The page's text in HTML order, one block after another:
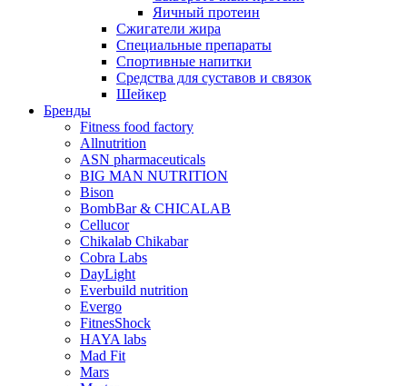
Яичный протеин
Сжигатели жира
Специальные препараты
Спортивные напитки
Средства для суставов и связок
Шейкер
Бренды
Fitness food factory
Allnutrition
ASN pharmaceuticals
BIG MAN NUTRITION
Bison
BombBar & CHICALAB
Cellucor
Chikalab Chikabar
Cobra Labs
DayLight
Everbuild nutrition
Evergo
FitnesShock
HAYA labs
Mad Fit
Mars